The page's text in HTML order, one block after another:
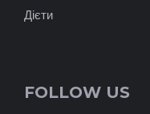
Дієти
FOLLOW US